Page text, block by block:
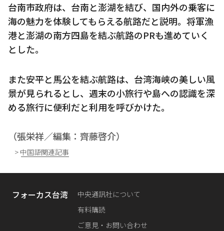
台南市政府は、台南と澎湖を結び、国内外の乗客に
海の魅力を体験してもらえる航路だと説明。将軍漁
港と澎湖の南方四島を結ぶ航路のPRも進めていく
とした。
また安平と馬公を結ぶ航路は、台湾海峡の美しい風
景が見られるとし、週末の小旅行や島への認識を深
める旅行に便利だと利用を呼びかけた。
（張栄祥／編集：齊藤啓介）
> 中国語関連記事
フォーカス台湾
中央通訊社について
有料購読
ご意見・お問い合わせ